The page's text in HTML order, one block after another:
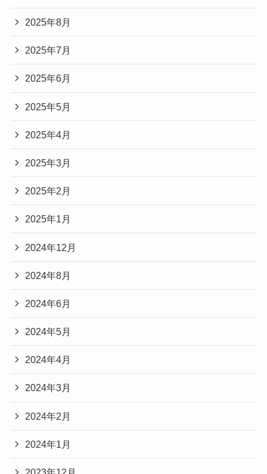
2025年8月
2025年7月
2025年6月
2025年5月
2025年4月
2025年3月
2025年2月
2025年1月
2024年12月
2024年8月
2024年6月
2024年5月
2024年4月
2024年3月
2024年2月
2024年1月